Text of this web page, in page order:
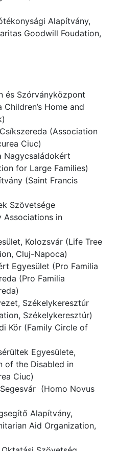
Alapítvány,
Goodwill Foudation,
és Szórványközpont
Home and
(Association
Ciuc)
Nagycsaládokért
for Large Families)
(Saint Francis
Szövetsége
Associations in
Kolozsvár (Life Tree
Cluj-Napoca)
Egyesület (Pro Familia
(Pro Familia
Székelykeresztúr
Székelykeresztúr)
Kör (Family Circle of
Egyesülete,
of the Disabled in
Ciuc)
(Homo Novus
Alapítvány,
Aid Organization,